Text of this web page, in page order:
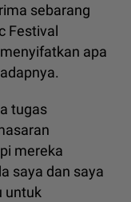
sebarang
Festival
apa
tugas
mereka
saya dan saya
untuk